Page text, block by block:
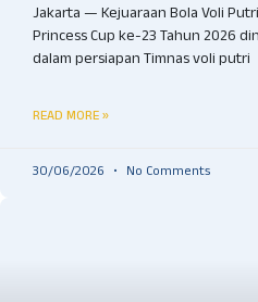
Jakarta — Kejuaraan Bola Voli
Princess Cup ke-23 Tahun 2026
dalam persiapan Timnas voli putri
READ MORE »
30/06/2026 No Comments